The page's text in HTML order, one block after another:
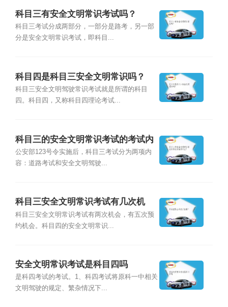
科目三有安全文明常识考试吗？
科目三考试分成两部分，一部分是路考，另一部
分是安全文明常识考试，即科目...
科目四是科目三安全文明常识吗？
科目三安全文明驾驶常识考试就是所谓的科目
四。科目四，又称科目四理论考试...
科目三的安全文明常识考试的考试内
容是什么？
公安部123号令实施后，科目三考试分为两项内
容：道路考试和安全文明驾驶...
科目三安全文明常识考试有几次机
会？
科目三安全文明常识考试有两次机会，有五次预
约机会。科目四的安全文明常识...
安全文明常识考试是科目四吗
是科四考试的考试。1、科四考试将原科一中相关
文明驾驶的规定、繁杂情况下...